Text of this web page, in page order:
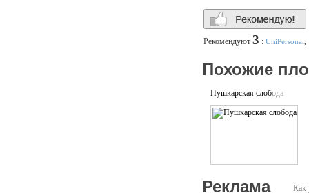
Рекомендуют 3 : UniPersonal
Похожие
Пушкарская слобода
Как
Реклама